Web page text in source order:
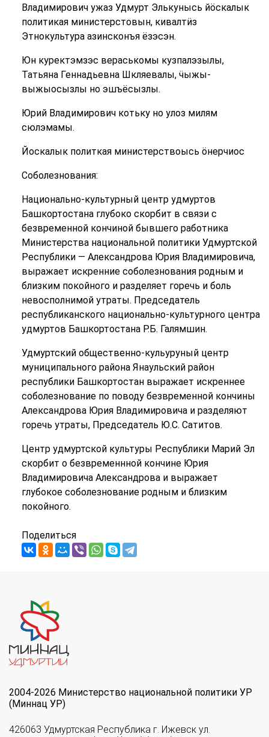
Владимирович ужаз Удмурт Элькунысь йӧскалык
политикая министерстовын, кивалтӥз
Этнокультура азинсконъя ёзэсэн.
Юн куректэмзэс вераськомы кузпалэзылы,
Татьяна Геннадьевна Шкляевалы, ӵыжы-
выжыосызлы но эшъёсызлы.
Юрий Владимирович котьку но улоз милям
сюлэмамы.
Йоскалык политкая министерствоысь ӧнерчиос
Соболезнования:
Национально-культурный центр удмуртов
Башкортостана глубоко скорбит в связи с
безвременной кончиной бывшего работника
Министерства национальной политики Удмуртской
Республики — Александрова Юрия Владимировича,
выражает искренние соболезнования родным и
близким покойного и разделяет горечь и боль
невосполнимой утраты. Председатель
республиканского национально-культурного центра
удмуртов Башкортостана Р.Б. Галямшин.
Удмуртский общественно-кульуруный центр
муниципального района Янаульский район
республики Башкортостан выражает искреннее
соболезнование по поводу безвременной кончины
Александрова Юрия Владимировича и разделяют
горечь утраты, Председатель Ю.С. Сатитов.
Центр удмуртской культуры Республики Марий Эл
скорбит о безвременнной кончине Юрия
Владимировича Александрова и выражает
глубокое соболезнование родным и близким
покойного.
Поделиться
2004-2026 Министерство национальной политики УР
(Миннац УР)
426063 Удмуртская Республика г. Ижевск ул.